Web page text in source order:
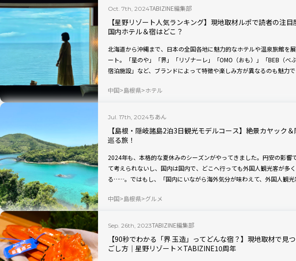
Oct. 7th, 2024TABIZINE編集部
【星野リゾート人気ランキング】現地取材ルポで読者の注目
国内ホテル＆宿はどこ？
北海道から沖縄まで、日本の全国各地に魅力的なホテルや温泉旅館を
ート。「星のや」「界」「リゾナーレ」「OMO（おも）」「BEB（べ
宿泊施設」など、ブランドによって特徴や楽しみ方が異なるのも魅力で
ル・お宿のTOP20を発表します。
中国 島根県 ホテル
Jul. 17th, 2024ちあん
【島根・隠岐諸島2泊3日観光モデルコース】絶景カヤック
巡る旅！
2024年も、本格的な夏休みのシーズンがやってきました。円安の影響
て考えられないし、国内は国内で、どこへ行っても外国人観光客が多
る……。ではもし、「国内にいながら海外気分が味わえて、外国人観
の場所なんです！ この記事では、東京・羽田（大阪・伊丹）からの2泊
スを紹介。海士町を主な拠点に、知夫村と隠岐の島町をアイランドホ
ホテルや観光名所、絶景アクティビティ、知られざる名店を巡ってみま
中国 島根県 グルメ
Sep. 26th, 2023TABIZINE編集部
【90秒でわかる「界 玉造」ってどんな宿？】現地取材で見
ごし方｜星野リゾート×TABIZINE10周年